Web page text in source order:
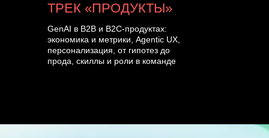
ТРЕК «ПРОДУКТЫ»
GenAI в B2B и B2C-продуктах:
экономика и метрики, Agentic UX,
персонализация, от гипотез до
прода, скиллы и роли в команде